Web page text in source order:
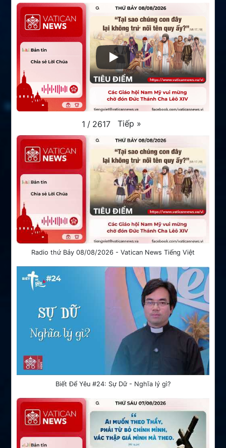
1 / 2617 Tiếp »
Radio thứ Bảy 08/08/2026 - Vatican News Tiếng Việt
Biết Để Yêu #24: Sự Dữ - Nghĩa lý gì?